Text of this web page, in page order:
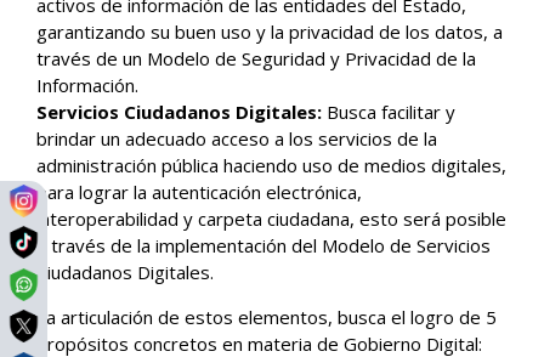
activos de información de las entidades del Estado,
garantizando su buen uso y la privacidad de los datos, a
través de un Modelo de Seguridad y Privacidad de la
Información.
Servicios Ciudadanos Digitales: Busca facilitar y
brindar un adecuado acceso a los servicios de la
administración pública haciendo uso de medios digitales,
para lograr la autenticación electrónica,
interoperabilidad y carpeta ciudadana, esto será posible
a través de la implementación del Modelo de Servicios
Ciudadanos Digitales.
La articulación de estos elementos, busca el logro de 5
propósitos concretos en materia de Gobierno Digital: